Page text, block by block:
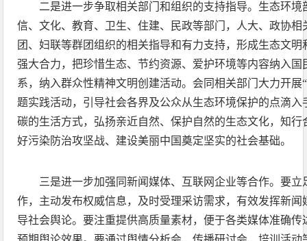
二是进一步争取相关部门和组织的支持指导。生态环
信、文化、教育、卫生、住建、民政等部门，人大、政协
团、妇联等群团组织的相关指导和有力支持，形成生态文
强大合力，把珍惜生态、节约资源、爱护环境等内容纳入
系，纳入群众性精神文明创建活动。会同相关部门大力开展
题实践活动，引导社会各界及公众从生态环境保护的点滴
碳的生活方式，弘扬亲近自然、保护自然的生态文化，知
好污染防治攻坚战、建设美丽中国奠定坚实的社会基础。
三是进一步加强同新闻媒体、互联网企业等合作。要
作，主动发布权威信息，及时受理采访需求，有效发挥新闻
导社会舆论。要注重提供高质量素材，便于各类媒体准确